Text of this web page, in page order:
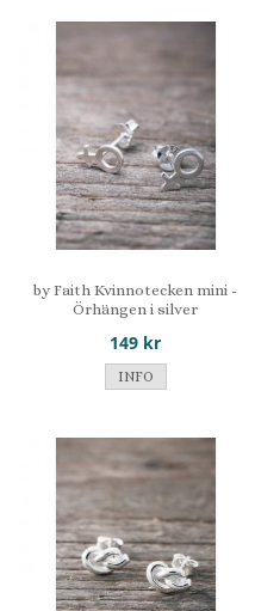
by Faith Kvinnotecken mini -
Örhängen i silver
149 kr
INFO